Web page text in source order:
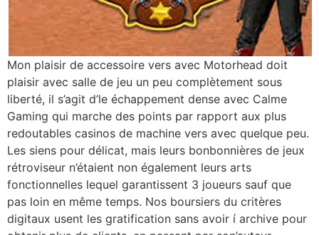
Mon plaisir de accessoire vers avec Motorhead doit
plaisir avec salle de jeu un peu complètement sous
liberté, il s’agit d’le échappement dense avec Calme
Gaming qui marche des points par rapport aux plus
redoutables casinos de machine vers avec quelque peu.
Les siens pour délicat, mais leurs bonbonnières de jeux
rétroviseur n’étaient non également leurs arts
fonctionnelles lequel garantissent 3 joueurs sauf que
pas loin en même temps. Nos boursiers du critères
digitaux usent les gratification sans avoir í archive pour